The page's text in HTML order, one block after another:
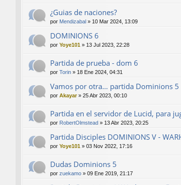
¿Guias de naciones?
por Mendizabal » 10 Mar 2024, 13:09
DOMINIONS 6
por Yoye101 » 13 Jul 2023, 22:28
Partida de prueba - dom 6
por Torin » 18 Ene 2024, 04:31
Vamos por otra… partida Dominions 5
por Akayar» 25 Abr 2023, 00:10
Partida en el servidor de Lucid, para
por RobertOlmstead » 13 Abr 2023, 20:25
Partida Disciples DOMINIONS V -
por Yoye101 » 03 Nov 2022, 17:16
Dudas Dominions 5
por zuekamo » 09 Ene 2019, 21:17